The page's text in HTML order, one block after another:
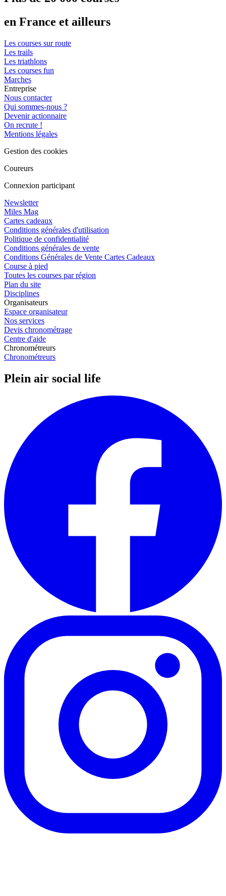
en France et ailleurs
Les courses sur route
Les trails
Les triathlons
Les courses fun
Marches
Entreprise
Nous contacter
Qui sommes-nous ?
Devenir actionnaire
On recrute !
Mentions légales
Gestion des cookies
Coureurs
Connexion participant
Newsletter
Miles Mag
Cartes cadeaux
Conditions générales d'utilisation
Politique de confidentialité
Conditions générales de vente
Conditions Générales de Vente Cartes Cadeaux
Course à pied
Toutes les courses par région
Plan du site
Disciplines
Organisateurs
Espace organisateur
Nos services
Devis chronométrage
Centre d'aide
Chronométreurs
Chronométreurs
Plein air social life